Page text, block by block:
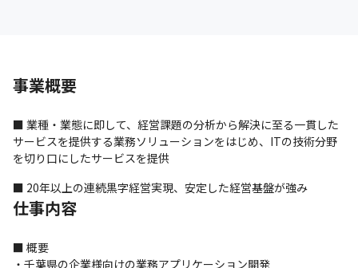
事業概要
■ 業種・業態に即して、経営課題の分析から解決に至る一貫した
サービスを提供する業務ソリューションをはじめ、ITの技術分野
を切り口にしたサービスを提供
■ 20年以上の連続黒字経営実現、安定した経営基盤が強み
仕事内容
■ 概要
・千葉県の企業様向けの業務アプリケーション開発